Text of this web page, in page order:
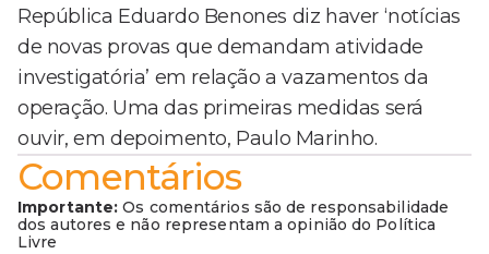
República Eduardo Benones diz haver ‘notícias
de novas provas que demandam atividade
investigatória’ em relação a vazamentos da
operação. Uma das primeiras medidas será
ouvir, em depoimento, Paulo Marinho.
Comentários
Importante: Os comentários são de responsabilidade
dos autores e não representam a opinião do Política
Livre